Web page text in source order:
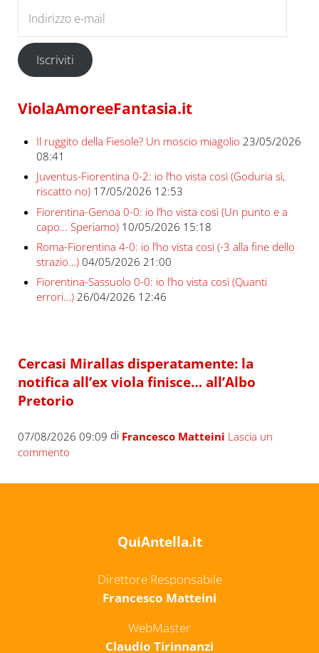
Iscriviti
ViolaAmoreeFantasia.it
Il ruggito della Fiesole? Un moscio miagolio 23/05/2026
08:41
Juventus-Fiorentina 0-2: io l’ho vista così (Goduria sì,
riscatto no) 17/05/2026 12:53
Fiorentina-Genoa 0-0: io l’ho vista così (Un punto e a
capo… Speriamo) 10/05/2026 15:18
Roma-Fiorentina 4-0: io l’ho vista così (-3 alla fine dello
strazio…) 04/05/2026 21:00
Fiorentina-Sassuolo 0-0: io l’ho vista così (Quanti
errori…) 26/04/2026 12:46
Cercasi Mirallas disperatamente: la
notifica all’ex viola finisce… all’Albo
Pretorio
07/08/2026 09:09 di Francesco Matteini Lascia un
commento
QuiAntella.it
Direttore Responsabile
Francesco Matteini
WebMaster
Claudio Tirinnanzi